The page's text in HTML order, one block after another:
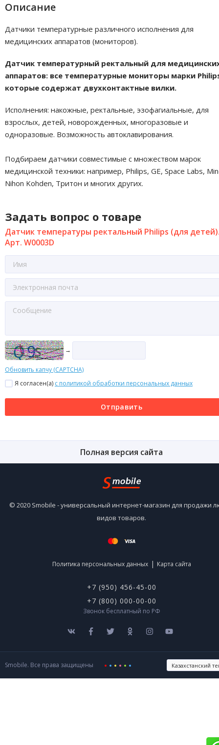
Описание
Датчики температурные различного исполнения для
медицинских аппаратов (мониторов).
Датчик температурный ректальный для
аппаратов: все температурные мониторы марки
которые содержат двухконтактные вилки.
Исполнения: накожные, ректальные, эзофагиальные, для
взрослых, детей, новорожденных, многоразовые и
одноразовые. Возможность автоклавирования.
Подбираем датчики совместимые с множеством марок
медицинской техники: например, Philips, GE, Space Labs,
Nihon Kohden, Тритон и многих других.
Задать вопрос о товаре
Датчик температуры ректальный Philips (для
Арт. W0003D
→
Обновить капчу (CAPTCHA)
Я согласен(a) с политикой обработки персональных данных
Отправить
Полная версия сайта
© 2020 Smobile - универсальный интернет-магазин для продажи
видов товаров.
Политика персональных данных | Карта сайта
+7 (950) 456-45-00
+7 (800) 000-00-00
Звонок бесплатный по РФ
Smobile. Все права защищены